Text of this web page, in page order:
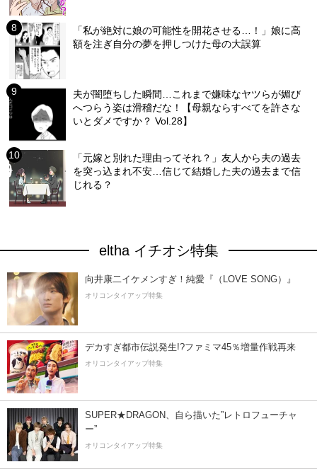
「私が絶対に娘の可能性を開花させる…！」娘に高
額を注ぎ自分の夢を押しつけた母の大誤算
夫が闇堕ちした瞬間…これまで嫌味なヤツらが媚び
へつらう姿は滑稽だな！【母親ならすべてを許さな
いとダメですか？ Vol.28】
「元嫁と別れた理由ってそれ？」友人から夫の過去
を突っ込まれ不安…信じて結婚した夫の過去まで信
じれる？
eltha イチオシ特集
向井康二イケメンすぎ！純愛『（LOVE SONG）』
オリコンタイアップ特集
デカすぎ都市伝説発生!?ファミマ45％増量作戦再来
オリコンタイアップ特集
SUPER★DRAGON、自ら描いた”レトロフューチャ
ー”
オリコンタイアップ特集